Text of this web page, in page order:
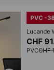
PVC -
Lucande
CHF
PVCCHF